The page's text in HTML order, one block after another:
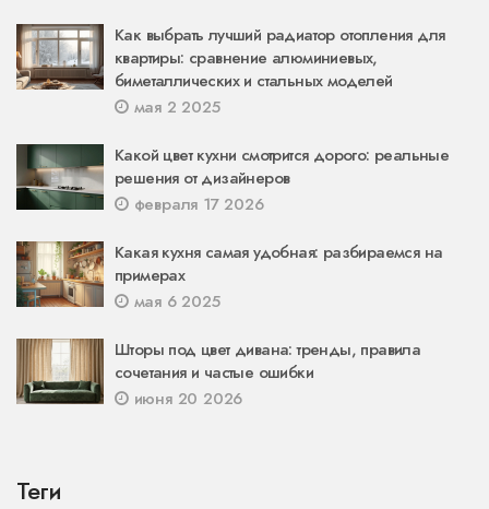
Как выбрать лучший радиатор отопления для
квартиры: сравнение алюминиевых,
биметаллических и стальных моделей
мая 2 2025
Какой цвет кухни смотрится дорого: реальные
решения от дизайнеров
февраля 17 2026
Какая кухня самая удобная: разбираемся на
примерах
мая 6 2025
Шторы под цвет дивана: тренды, правила
сочетания и частые ошибки
июня 20 2026
Теги